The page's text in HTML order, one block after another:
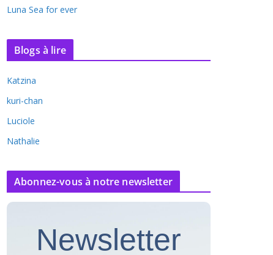
Luna Sea for ever
Blogs à lire
Katzina
kuri-chan
Luciole
Nathalie
Abonnez-vous à notre newsletter
Newsletter